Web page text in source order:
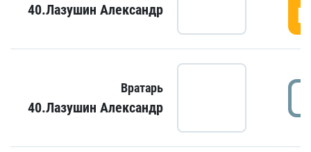
40.Лазушин Александр
Вратарь
40.Лазушин Александр